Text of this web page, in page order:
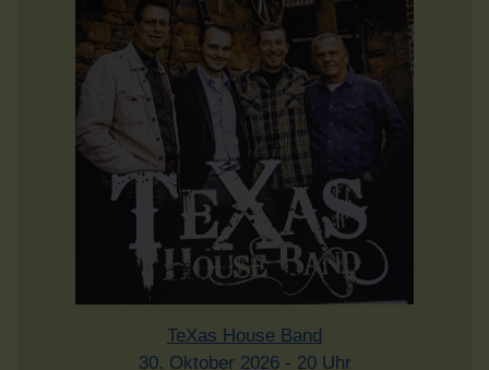
TeXas House Band
30. Oktober 2026 - 20 Uhr